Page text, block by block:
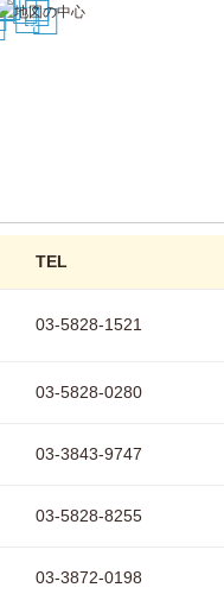
231217
181926
TEL
03-5828-1521
03-5828-0280
03-3843-9747
03-5828-8255
03-3872-0198